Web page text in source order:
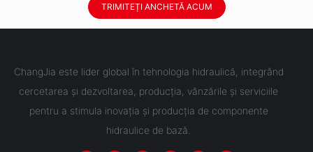
TRIMITEȚI ANCHETĂ ACUM
ChangJia este lider global în tehnologia hidraulică, integrând
cercetarea și dezvoltarea, producția, vânzările și serviciile
pentru a stimula inovația și producția de componente
hidraulice de bază.